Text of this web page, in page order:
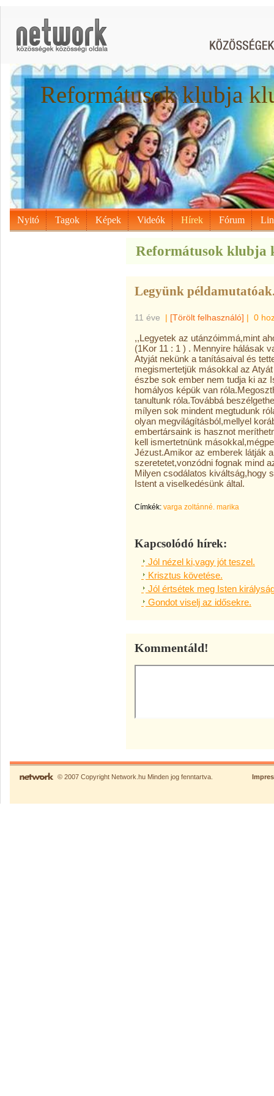
Reformátusok klubja
Nyitó Tagok Képek Videók Hírek Fórum
Reformátusok klubja
Legyünk
11 éve | [Törölt felhasználó] | 0
,,Legyetek az utánzóimmá,mint
(1Kor 11 : 1 ) . Mennyire hálásak
Atyját nekünk a tanításaival és
megismertetjük másokkal az
észbe sok ember nem tudja ki az
homályos képük van
tanultunk róla.Továbbá
mílyen sok mindent megtudunk
olyan megvilágításból,mellyel
embertársaink is hasznot
kell ismertetnünk
Jézust.Amikor az emberek látják
szeretetet,vonzódni fognak mind
Milyen csodálatos kiváltság,hogy
Istent a viselkedésünk által.
Címkék: varga zoltánné. marika
Kapcsolódó hírek:
Jól nézel ki,vagy jót teszel.
Krisztus követése.
Jól értsétek meg Isten
Gondot viselj az idősekre.
Kommentáld!
© 2007 Copyright Network.hu Minden jog fenntartva.